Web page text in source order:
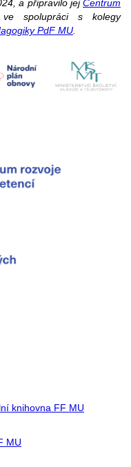
a připravilo jejCentrum
spolupráci s kolegy
PdF MU
knihovna FF MU
MU